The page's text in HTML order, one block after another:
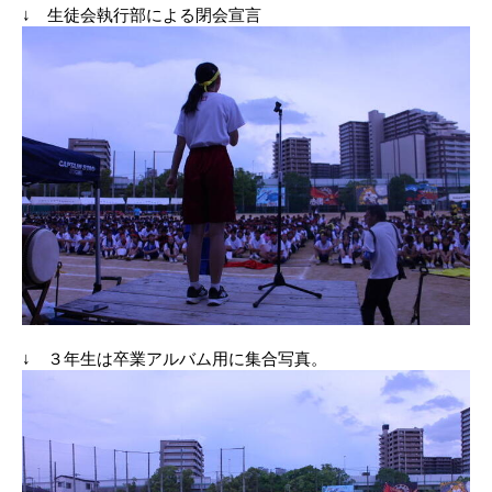
↓ 生徒会執行部による閉会宣言
↓ ３年生は卒業アルバム用に集合写真。